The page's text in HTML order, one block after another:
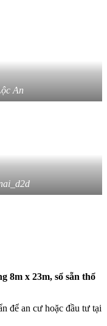
An
8m x 23m, sổ sẵn thổ
để an cư hoặc đầu tư tại